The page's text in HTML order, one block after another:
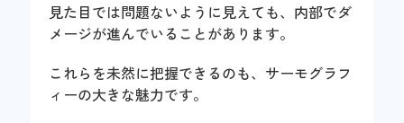
見た目では問題ないように見えても、内部でダ
メージが進んでいることがあります。
これらを未然に把握できるのも、サーモグラフ
ィーの大きな魅力です。